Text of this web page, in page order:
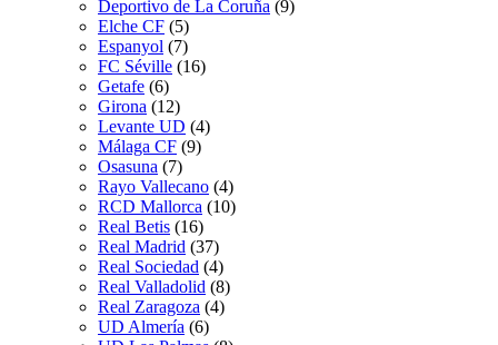
Deportivo de La Coruña (9)
Elche CF (5)
Espanyol (7)
FC Séville (16)
Getafe (6)
Girona (12)
Levante UD (4)
Málaga CF (9)
Osasuna (7)
Rayo Vallecano (4)
RCD Mallorca (10)
Real Betis (16)
Real Madrid (37)
Real Sociedad (4)
Real Valladolid (8)
Real Zaragoza (4)
UD Almería (6)